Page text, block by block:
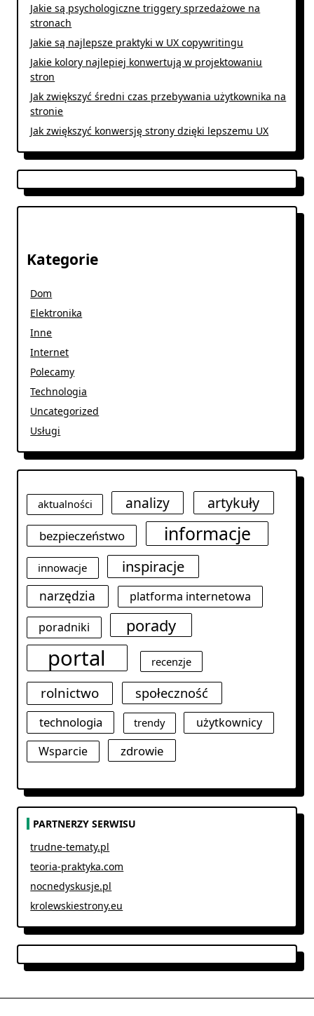
Jakie są psychologiczne triggery sprzedażowe na
stronach
Jakie są najlepsze praktyki w UX copywritingu
Jakie kolory najlepiej konwertują w projektowaniu
stron
Jak zwiększyć średni czas przebywania użytkownika na
stronie
Jak zwiększyć konwersję strony dzięki lepszemu UX
Kategorie
Dom
Elektronika
Inne
Internet
Polecamy
Technologia
Uncategorized
Usługi
aktualności analizy artykuły
bezpieczeństwo informacje
innowacje inspiracje
narzędzia
platforma internetowa
poradniki
porady
portal recenzje
rolnictwo społeczność
technologia trendy
użytkownicy
Wsparcie
zdrowie
PARTNERZY SERWISU
trudne-tematy.pl
teoria-praktyka.com
nocnedyskusje.pl
krolewskiestrony.eu